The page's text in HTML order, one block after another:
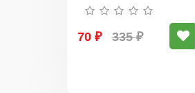
70 ₽ 335 ₽